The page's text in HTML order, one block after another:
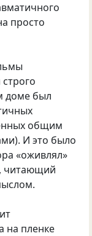
просто
доме был
общим
И это было
«оживлял»
читающий
на пленке